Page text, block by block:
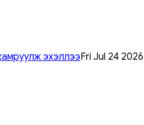
эхэллээFri Jul 24 2026